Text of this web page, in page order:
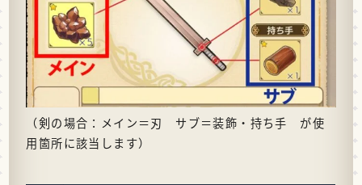
（剣の場合：メイン＝刃 サブ＝装飾・持ち手 が使
用箇所に該当します）